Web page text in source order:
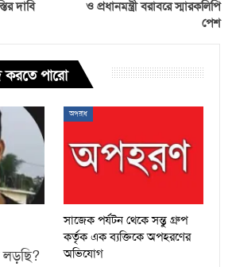
দাবি
ও প্রধানমন্ত্রী বরাবরে স্মারকলিপি
পেশ
করতে পারো
অপরাধ
সাজেক পর্যটন থেকে সন্তু গ্রুপ
কর্তৃক এক ব্যক্তিকে অপহরণের
অভিযোগ